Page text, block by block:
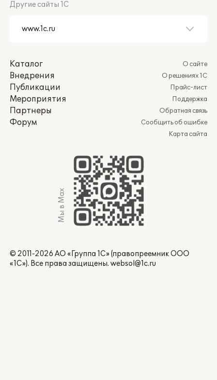
Другие сайты 1С
Каталог
Внедрения
Публикации
Мероприятия
Партнеры
Форум
О сайте
О решениях 1С
Прайс-лист
Поддержка
Обратная связь
Сообщить об ошибке
Карта сайта
Мы в Max
© 2011-2026 АО «Группа 1С» (правопреемник ООО
«1С»). Все права защищены. websol@1c.ru